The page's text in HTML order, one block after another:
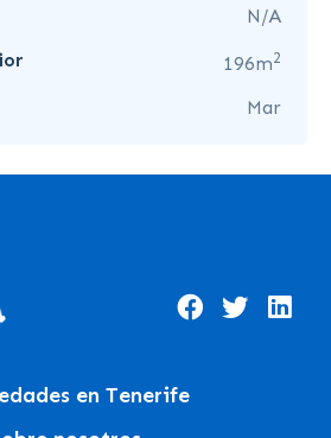
N/A
196m2
Mar
en Tenerife